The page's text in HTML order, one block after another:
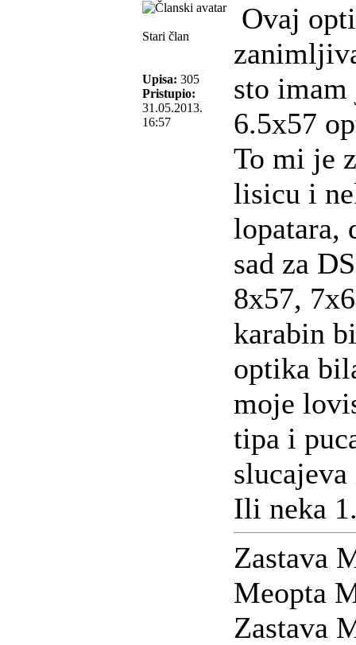
Stari član
Upisa: 305
Pristupio:
31.05.2013.
16:57
Ovaj
sto
6.5x57
To mi je
lisicu i
lopatara,
sad za
8x57,
karabin
optika
moje
tipa i
Ili neka
Zastava
Meopta
Zastava